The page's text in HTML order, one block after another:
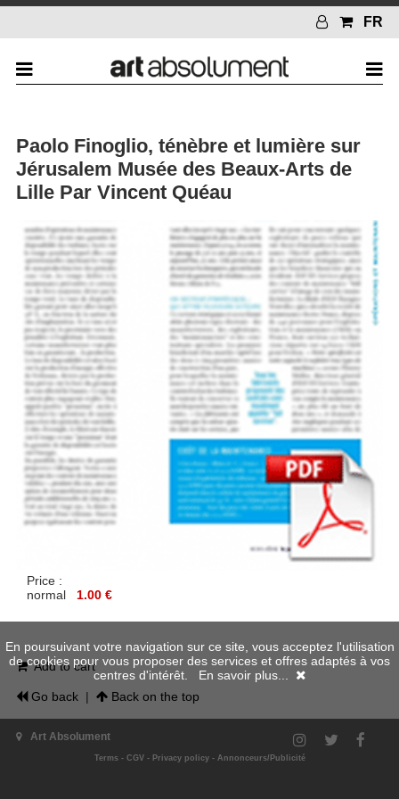
FR
Paolo Finoglio, ténèbre et lumière sur
Jérusalem Musée des Beaux-Arts de
Lille Par Vincent Quéau
Price :
normal
1.00 €
Add to cart
Go back| Back on the top
Art Absolument
Terms- CGV- Privacy policy- Annonceurs/Publicité
En poursuivant votre navigation sur ce site, vous acceptez l'utilisation
de cookies pour vous proposer des services et offres adaptés à vos
centres d'intérêt. En savoir plus...